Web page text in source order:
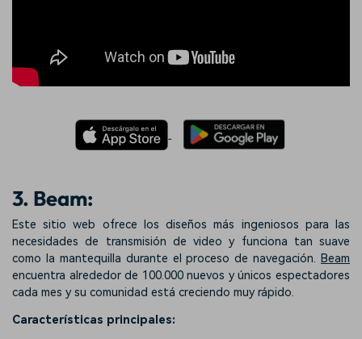
3. Beam:
Este sitio web ofrece los diseños más ingeniosos para las
necesidades de transmisión de video y funciona tan suave
como la mantequilla durante el proceso de navegación. Beam
encuentra alrededor de 100.000 nuevos y únicos espectadores
cada mes y su comunidad está creciendo muy rápido.
Características principales: